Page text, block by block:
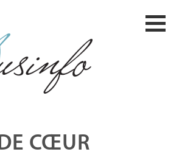
CŒUR